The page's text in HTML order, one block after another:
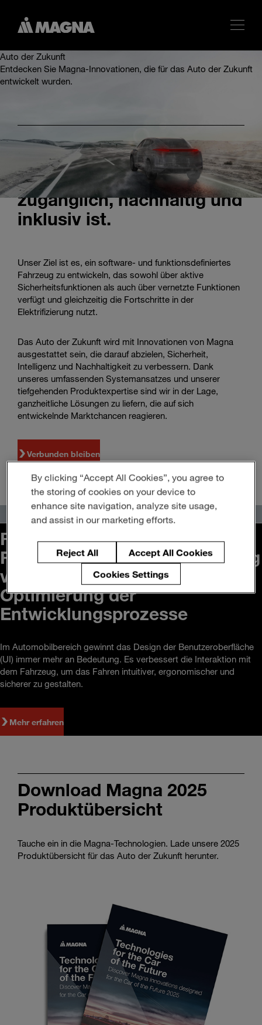
Enter
search
terms
Auto der Zukunft
Entdecken Sie Magna-Innovationen, die für das Auto der Zukunft
entwickelt wurden.
Unsere Vision treibt uns
an, eine Zukunft zu
gestalten, in der Mobilität
zugänglich, nachhaltig und
inklusiv ist.
Unser Ziel ist es, ein software- und funktionsdefiniertes
Fahrzeug zu entwickeln, das sowohl über aktive
Sicherheitsfunktionen als auch über vernetzte Funktionen
verfügt und gleichzeitig die Fortschritte in der
Elektrifizierung nutzt.
Das Auto der Zukunft wird mit Innovationen von Magna
ausgestattet sein, die darauf abzielen, Sicherheit,
Intelligenz und Nachhaltigkeit zu verbessern. Dank
unseres umfassenden Systemansatzes und unserer
tiefgehenden Produktexpertise sind wir in der Lage,
ganzheitliche Lösungen zu liefern, die auf sich
entwickelnde Marktchancen reagieren.
Verbunden bleiben
Revolutionierung der
Fahrzeugentwicklung: Nutzung
von UI/UX-Simulation zur
Optimierung der
Entwicklungsprozesse
Im Automobilbereich gewinnt das Design der Benutzeroberfläche
(UI) immer mehr an Bedeutung. Es verbessert die Interaktion mit
dem Fahrzeug, um das Fahren intuitiver, ergonomischer und
sicherer zu gestalten.
Mehr erfahren
Download Magna 2025
Produktübersicht
Tauche ein in die Magna-Technologien. Lade unsere 2025
Produktübersicht für das Auto der Zukunft herunter.
By clicking “Accept All Cookies”, you agree to
the storing of cookies on your device to
enhance site navigation, analyze site usage,
and assist in our marketing efforts.
Reject All
Accept All Cookies
Cookies Settings